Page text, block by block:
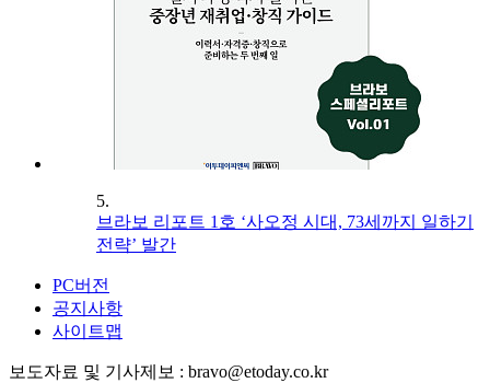
5.
브라보 리포트 1호 ‘사오정 시대, 73세까지 일하기
전략’ 발간
PC버전
공지사항
사이트맵
보도자료 및 기사제보 : bravo@etoday.co.kr